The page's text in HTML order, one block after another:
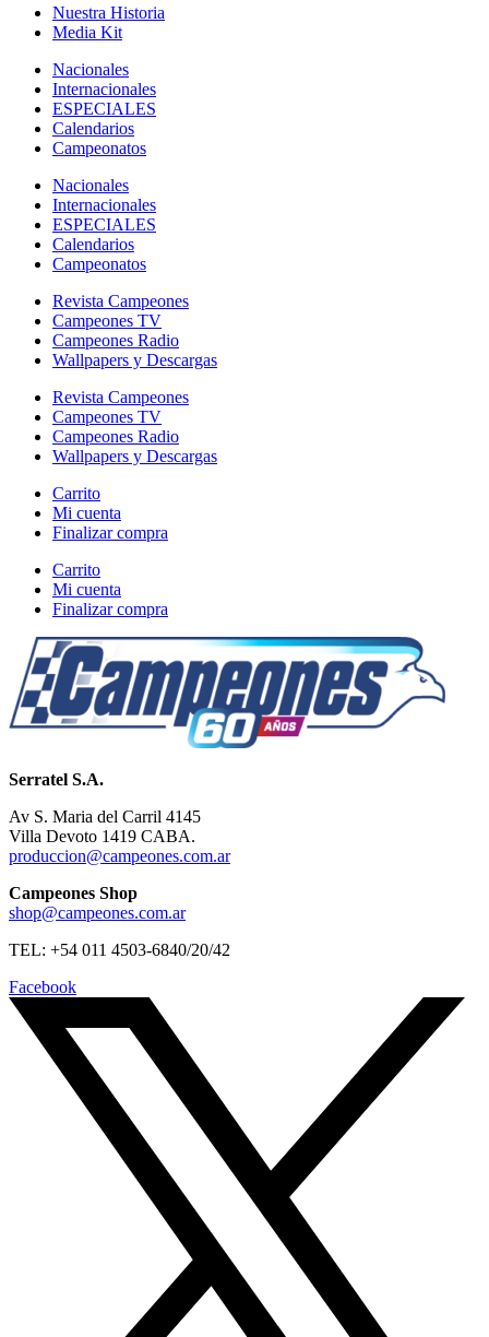
Nuestra Historia
Media Kit
Nacionales
Internacionales
ESPECIALES
Calendarios
Campeonatos
Nacionales
Internacionales
ESPECIALES
Calendarios
Campeonatos
Revista Campeones
Campeones TV
Campeones Radio
Wallpapers y Descargas
Revista Campeones
Campeones TV
Campeones Radio
Wallpapers y Descargas
Carrito
Mi cuenta
Finalizar compra
Carrito
Mi cuenta
Finalizar compra
Serratel S.A.
Av S. Maria del Carril 4145
Villa Devoto 1419 CABA.
produccion@campeones.com.ar
Campeones Shop
shop@campeones.com.ar
TEL: +54 011 4503-6840/20/42
Facebook